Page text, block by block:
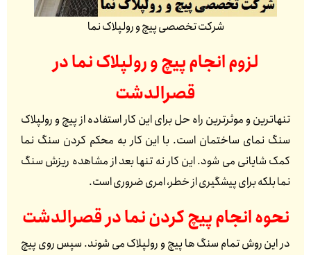
شرکت تخصصی پیچ و رولپلاک نما
لزوم انجام پیچ و رولپلاک نما در
قصرالدشت
تنهاترین و موثرترین راه حل برای این کار استفاده از پیچ و رولپلاک
سنگ نمای ساختمان است. با این کار به محکم کردن سنگ نما
کمک شایانی می شود. این کار نه تنها بعد از مشاهده ریزش سنگ
نما بلکه برای پیشگیری از خطر، امری ضروری است.
نحوه انجام پیچ کردن نما درقصرالدشت
در این روش تمام سنگ ها پیچ و رولپلاک می شوند. سپس روی پیچ